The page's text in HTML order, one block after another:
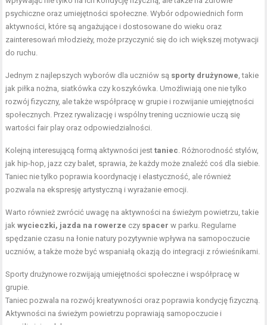
psychiczne oraz umiejętności społeczne. Wybór odpowiednich form
aktywności, które są angażujące i dostosowane do wieku oraz
zainteresowań młodzieży, może przyczynić się do ich większej motywacji
do ruchu.
Jednym z najlepszych wyborów dla uczniów są sporty drużynowe , takie
jak piłka nożna, siatkówka czy koszykówka. Umożliwiają one nie tylko
rozwój fizyczny, ale także współpracę w grupie i rozwijanie umiejętności
społecznych. Przez rywalizację i wspólny trening uczniowie uczą się
wartości fair play oraz odpowiedzialności.
Kolejną interesującą formą aktywności jesttaniec . Różnorodność stylów,
jak hip-hop, jazz czy balet, sprawia, że każdy może znaleźć coś dla siebie.
Taniec nie tylko poprawia koordynację i elastyczność, ale również
pozwala na ekspresję artystyczną i wyrażanie emocji.
Warto również zwrócić uwagę na aktywności na świeżym powietrzu, takie
jakwycieczki, jazda na rowerze czy spacer w parku. Regularne
spędzanie czasu na łonie natury pozytywnie wpływa na samopoczucie
uczniów, a także może być wspaniałą okazją do integracji z rówieśnikami.
Sporty drużynowe rozwijają umiejętności społeczne i współpracę w
grupie.
Taniec pozwala na rozwój kreatywności oraz poprawia kondycję fizyczną.
Aktywności na świeżym powietrzu poprawiają samopoczucie i